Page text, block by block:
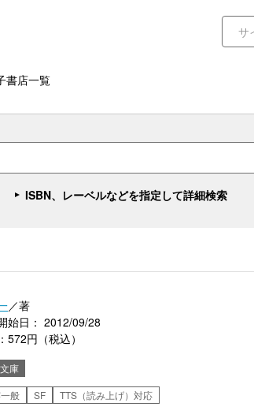
書店一覧
ISBN、レーベルなどを指定して詳細検索
／著
始日： 2012/09/28
572円（税込）
庫
般
SF TTS（読み上げ）対応